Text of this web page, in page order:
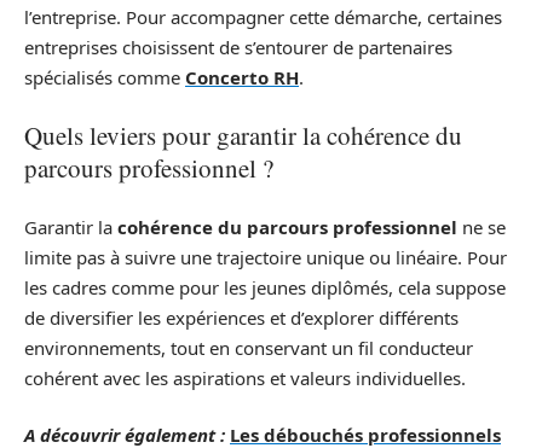
l’entreprise. Pour accompagner cette démarche, certaines
entreprises choisissent de s’entourer de partenaires
spécialisés comme Concerto RH.
Quels leviers pour garantir la cohérence du
parcours professionnel ?
Garantir la cohérence du parcours professionnel ne se
limite pas à suivre une trajectoire unique ou linéaire. Pour
les cadres comme pour les jeunes diplômés, cela suppose
de diversifier les expériences et d’explorer différents
environnements, tout en conservant un fil conducteur
cohérent avec les aspirations et valeurs individuelles.
A découvrir également : Les débouchés professionnels